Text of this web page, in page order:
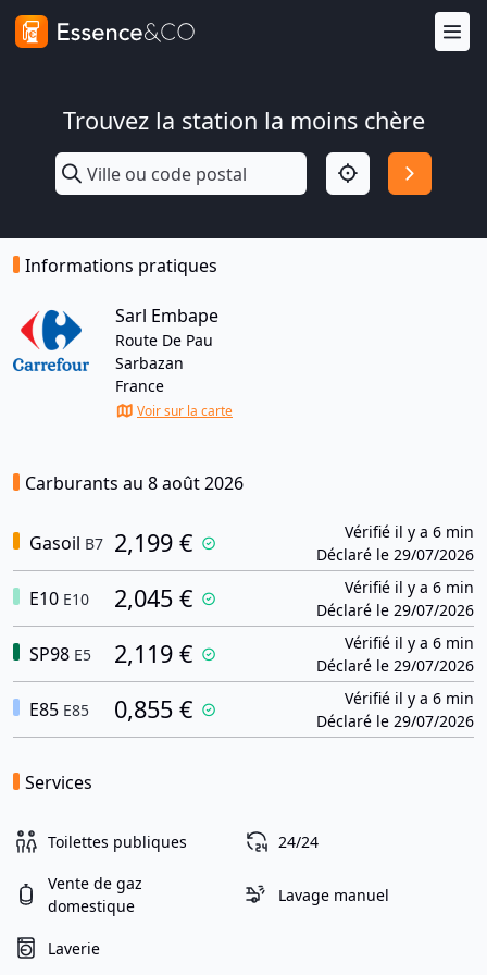
Trouvez la station la moins chère
Informations pratiques
Sarl Embape
Route De Pau
Sarbazan
France
Voir sur la carte
Carburants au 8 août 2026
Gasoil B7 2,199 €
Vérifié il y a 6 min
Déclaré le 29/07/2026
E10 E10 2,045 €
Vérifié il y a 6 min
Déclaré le 29/07/2026
SP98 E5 2,119 €
Vérifié il y a 6 min
Déclaré le 29/07/2026
E85 E85 0,855 €
Vérifié il y a 6 min
Déclaré le 29/07/2026
Services
Toilettes publiques 24/24
Vente de gaz
domestique
Lavage manuel
Laverie